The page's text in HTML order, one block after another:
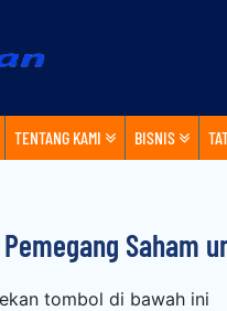
TENTANG KAMI BISNIS
Saham
tombol di bawah ini